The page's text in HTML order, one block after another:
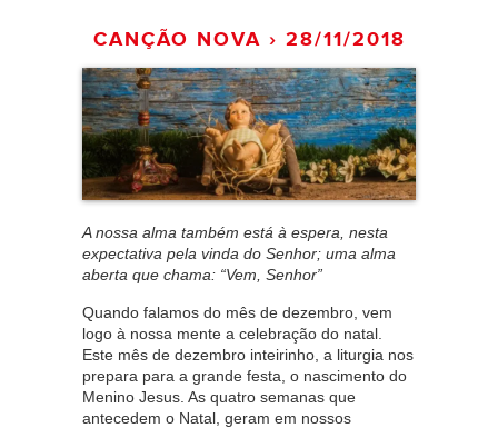
CANÇÃO NOVA › 28/11/2018
A nossa alma também está à espera, nesta
expectativa pela vinda do Senhor; uma alma
aberta que chama: “Vem, Senhor”
Quando falamos do mês de dezembro, vem
logo à nossa mente a celebração do natal.
Este mês de dezembro inteirinho, a liturgia nos
prepara para a grande festa, o nascimento do
Menino Jesus. As quatro semanas que
antecedem o Natal, geram em nossos